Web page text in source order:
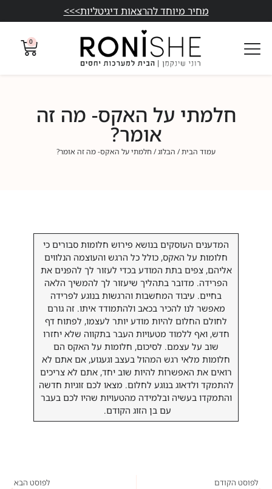
מחיר מיוחד להרצאות דיגיטליות>>>
0
חלמתי על האקס- מה זה
אומר?
עמוד הבית/ הבלוג/ חלמתי על האקס- מה זה אומר?
המדענים העוסקים בנושא פירוש חלומות סבורים כי
חלומות על האקס, כולל כל הרגש והעוצמה הנלווים
אליהם, צפים בתת המודע בכדי לעזור לך להפנים את
הפרידה. מדובר בתהליך שיעזור לך להמשיך הלאה
בחיים. עיבוד המחשבות והרגשות בנוגע לפרידה
מאפשר לנו להכיר בכאב ולהתמודד איתו. זה גורם
לחולם החלום להיות מודע יותר לעצמו, לפתוח דף
חדש, ואף ללמוד מטעויות העבר בתקווה שלא יחזרו
שוב על עצמם. לסיכום, חלומות על האקס הם
חלומות מלאי רגש המהול בעצב וגעגוע, אם אתם לא
רואים את האפשרות להיות שוב יחד, אתם לא צריכים
להתמקד ולדאוג בנוגע לחלום. מצאו לכם זוגיות חדשה
והתמקדו בעשיה ובלמידה מהטעויות שהיו לכם בעבר
עם בן הזוג הקודם.
לפוסט הקודם לפוסט הבא